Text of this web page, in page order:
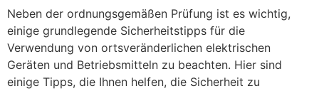
Neben der ordnungsgemäßen Prüfung ist es wichtig,
einige grundlegende Sicherheitstipps für die
Verwendung von ortsveränderlichen elektrischen
Geräten und Betriebsmitteln zu beachten. Hier sind
einige Tipps, die Ihnen helfen, die Sicherheit zu